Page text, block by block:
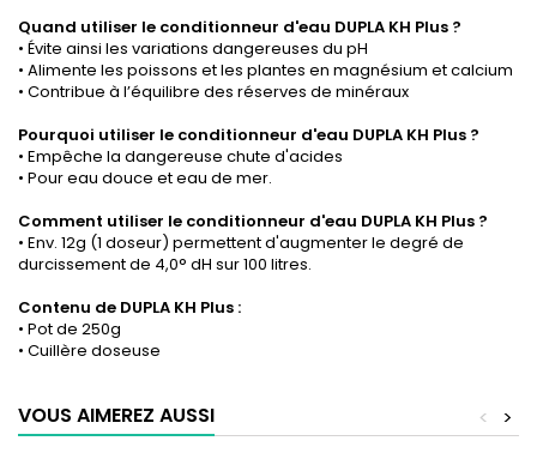
Quand utiliser le conditionneur d'eau DUPLA KH Plus ?
• Évite ainsi les variations dangereuses du pH
• Alimente les poissons et les plantes en magnésium et calcium
• Contribue à l’équilibre des réserves de minéraux
Pourquoi utiliser le conditionneur d'eau DUPLA KH Plus ?
• Empêche la dangereuse chute d'acides
• Pour eau douce et eau de mer.
Comment utiliser le conditionneur d'eau DUPLA KH Plus ?
• Env. 12g (1 doseur) permettent d'augmenter le degré de
durcissement de 4,0° dH sur 100 litres.
Contenu de DUPLA KH Plus :
• Pot de 250g
• Cuillère doseuse
VOUS AIMEREZ AUSSI >
<